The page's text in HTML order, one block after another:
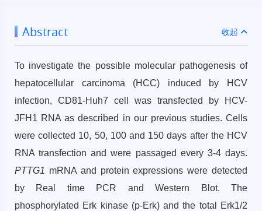
Abstract 收起
To investigate the possible molecular pathogenesis of
hepatocellular carcinoma (HCC) induced by HCV
infection, CD81-Huh7 cell was transfected by HCV-
JFH1 RNA as described in our previous studies. Cells
were collected 10, 50, 100 and 150 days after the HCV
RNA transfection and were passaged every 3-4 days.
PTTG1 mRNA and protein expressions were detected
by Real time PCR and Western Blot. The
phosphorylated Erk kinase (p-Erk) and the total Erk1/2